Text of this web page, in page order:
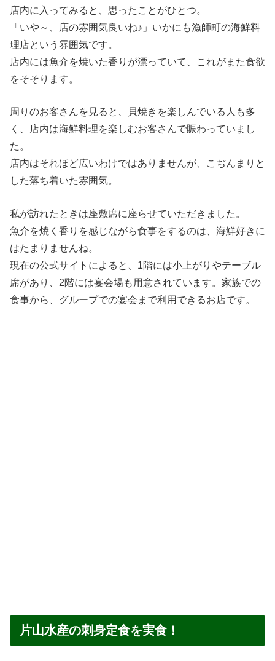
店内に入ってみると、思ったことがひとつ。
「いや～、店の雰囲気良いね♪」いかにも漁師町の海鮮料
理店という雰囲気です。
店内には魚介を焼いた香りが漂っていて、これがまた食欲
をそそります。
周りのお客さんを見ると、貝焼きを楽しんでいる人も多
く、店内は海鮮料理を楽しむお客さんで賑わっていまし
た。
店内はそれほど広いわけではありませんが、こぢんまりと
した落ち着いた雰囲気。
私が訪れたときは座敷席に座らせていただきました。
魚介を焼く香りを感じながら食事をするのは、海鮮好きに
はたまりませんね。
現在の公式サイトによると、1階には小上がりやテーブル
席があり、2階には宴会場も用意されています。家族での
食事から、グループでの宴会まで利用できるお店です。
片山水産の刺身定食を実食！